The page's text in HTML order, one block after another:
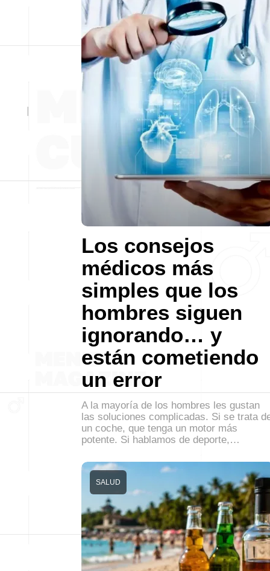
Los consejos
médicos más
simples que los
hombres siguen
ignorando… y
están cometiendo
un error
A la mayoría de los hombres les gustan
las soluciones complicadas. Si se trata
un coche, que tenga un motor más
potente. Si hablamos de deporte,…
SALUD